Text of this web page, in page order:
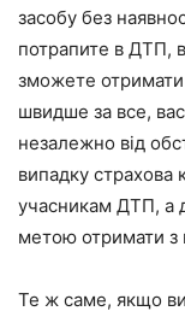
засобу без
потрапите в ДТП,
зможете отримати
швидше за все,
незалежно від
випадку страхова
учасникам ДТП, а
метою отримати з
Те ж саме, якщо ви